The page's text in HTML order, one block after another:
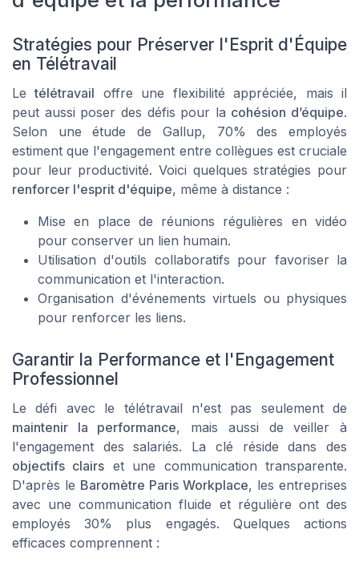
Stratégies pour Préserver l'Esprit d'Équipe
en Télétravail
Letélétravail offre une flexibilité appréciée, mais il
peut aussi poser des défis pour la cohésion d’équipe.
Selon une étude de Gallup, 70% des employés
estiment que l'engagement entre collègues est cruciale
pour leur productivité. Voici quelques stratégies pour
renforcer l'esprit d'équipe, même à distance :
Mise en place de réunions régulières en vidéo
pour conserver un lien humain.
Utilisation d'outils collaboratifs pour favoriser la
communication et l'interaction.
Organisation d'événements virtuels ou physiques
pour renforcer les liens.
Garantir la Performance et l'Engagement
Professionnel
Le défi avec le télétravail n'est pas seulement de
maintenir la performance, mais aussi de veiller à
l'engagement des salariés. La clé réside dans des
objectifs clairs et une communication transparente.
D'après le Baromètre Paris Workplace, les entreprises
avec une communication fluide et régulière ont des
employés 30% plus engagés. Quelques actions
efficaces comprennent :